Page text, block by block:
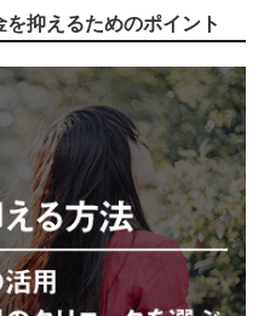
抑えるためのポイント